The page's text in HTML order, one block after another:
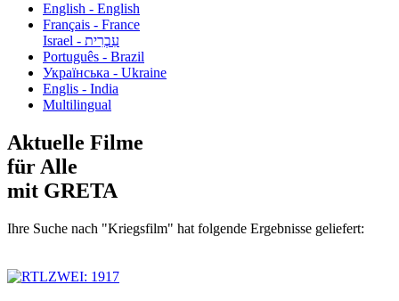
English - English
Français - France
עִבְרִית - Israel
Português - Brazil
Українська - Ukraine
Englis - India
Multilingual
Aktuelle Filme
für Alle
mit GRETA
Ihre Suche nach "Kriegsfilm" hat folgende Ergebnisse geliefert: